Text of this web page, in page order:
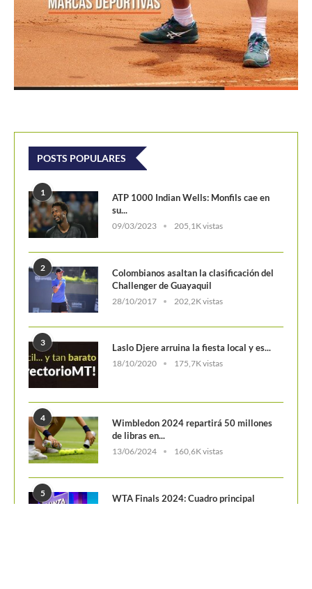
POSTS POPULARES
1
ATP 1000 Indian Wells: Monfils cae en
su...
09/03/2023 205,1K vistas
2
Colombianos asaltan la clasificación del
Challenger de Guayaquil
28/10/2017 202,2K vistas
3 Laslo Djere arruina la fiesta local y es...
18/10/2020 175,7K vistas
4
Wimbledon 2024 repartirá 50 millones
de libras en...
13/06/2024 160,6K vistas
5 WTA Finals 2024: Cuadro principal